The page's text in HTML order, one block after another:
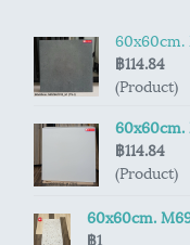
60x60cm.
฿114.84
(Product)
60x60cm.
฿114.84
(Product)
60x60cm.
฿1